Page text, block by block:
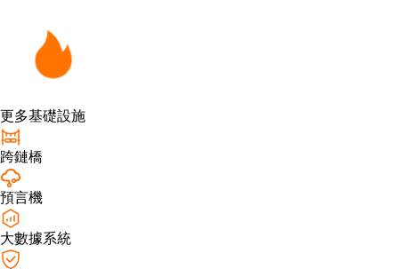
更多基礎設施
跨鏈橋
預言機
大數據系統